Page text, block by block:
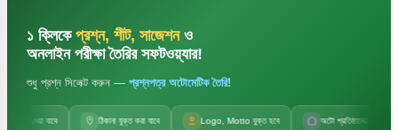
১ ক্লিকে প্রশ্ন, শীট, সাজেশনও
অনলাইন পরীক্ষা তৈরির সফটওয়্যার!
শুধু প্রশ্ন সিলেক্ট করুন — প্রশ্নপত্র অটোমেটিক তৈরি!
ঠিকানা যুক্ত করা যাবে Logo, Motto যুক্ত হবে অটো প্রতিষ্ঠানের নাম